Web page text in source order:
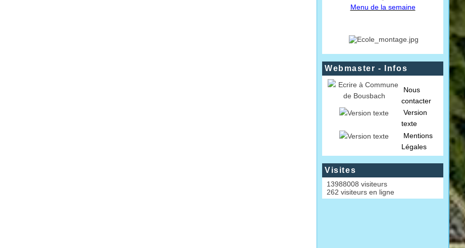
Menu de la semaine
Webmaster - Infos
Nous
contacter
Version
texte
Mentions
Légales
Visites
13988008 visiteurs
262 visiteurs en ligne